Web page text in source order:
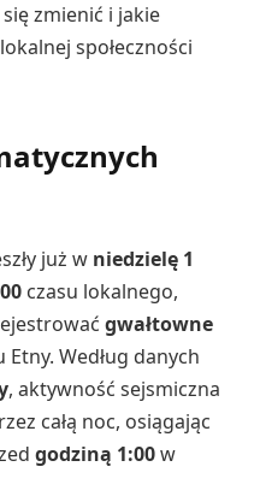
zmienić i jakie
społeczności
już w niedzielę 1
czasu lokalnego,
gwałtowne
Według danych
, aktywność sejsmiczna
całą noc, osiągając
godziną 1:00w